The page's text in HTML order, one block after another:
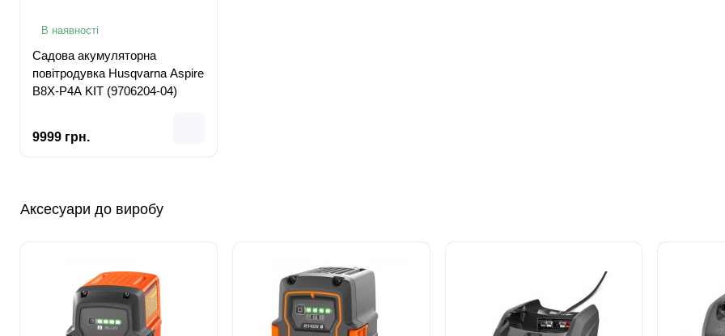
В наявності
Садова акумуляторна
повітродувка Husqvarna Aspire
B8X-P4A KIT (9706204-04)
9999 грн.
Аксесуари до виробу